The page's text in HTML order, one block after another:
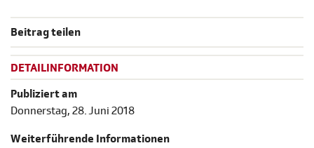
Beitrag teilen
DETAILINFORMATION
Publiziert am
Donnerstag, 28. Juni 2018
Weiterführende Informationen